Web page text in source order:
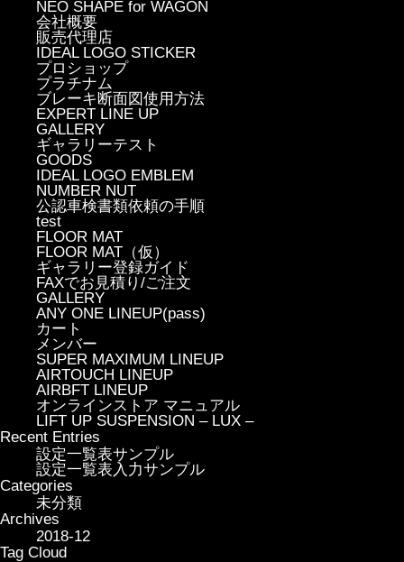
NEO SHAPE for WAGON
会社概要
販売代理店
IDEAL LOGO STICKER
プロショップ
プラチナム
ブレーキ断面図使用方法
EXPERT LINE UP
GALLERY
ギャラリーテスト
GOODS
IDEAL LOGO EMBLEM
NUMBER NUT
公認車検書類依頼の手順
test
FLOOR MAT
FLOOR MAT（仮）
ギャラリー登録ガイド
FAXでお見積り/ご注文
GALLERY
ANY ONE LINEUP(pass)
カート
メンバー
SUPER MAXIMUM LINEUP
AIRTOUCH LINEUP
AIRBFT LINEUP
オンラインストア マニュアル
LIFT UP SUSPENSION – LUX –
Recent Entries
設定一覧表サンプル
設定一覧表入力サンプル
Categories
未分類
Archives
2018-12
Tag Cloud